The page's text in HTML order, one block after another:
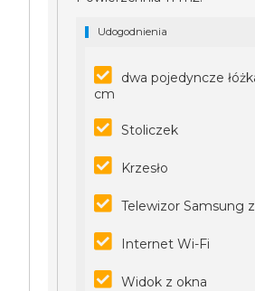
Udogodnienia
dwa pojedyncze
cm
Stoliczek
Krzesło
Telewizor Samsung
Internet Wi-Fi
Widok z okna